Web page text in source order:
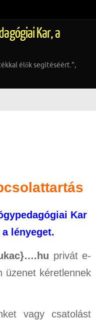
Kar, a
élők segítéséért.",
Kar
lényeget.
privát e-
üzenet kéretlennek
vagy csatolást